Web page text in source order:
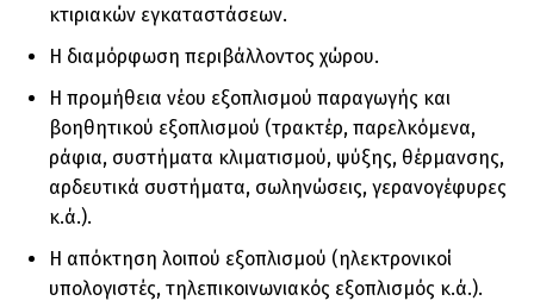
κτιριακών εγκαταστάσεων.
Η διαµόρφωση περιβάλλοντος χώρου.
Η προµήθεια νέου εξοπλισµού παραγωγής και
βοηθητικού εξοπλισµού (τρακτέρ, παρελκόµενα,
ράφια, συστήµατα κλιµατισµού, ψύξης, θέρµανσης,
αρδευτικά συστήµατα, σωληνώσεις, γερανογέφυρες
κ.ά.).
Η απόκτηση λοιπού εξοπλισµού (ηλεκτρονικοί
υπολογιστές, τηλεπικοινωνιακός εξοπλισµός κ.ά.).